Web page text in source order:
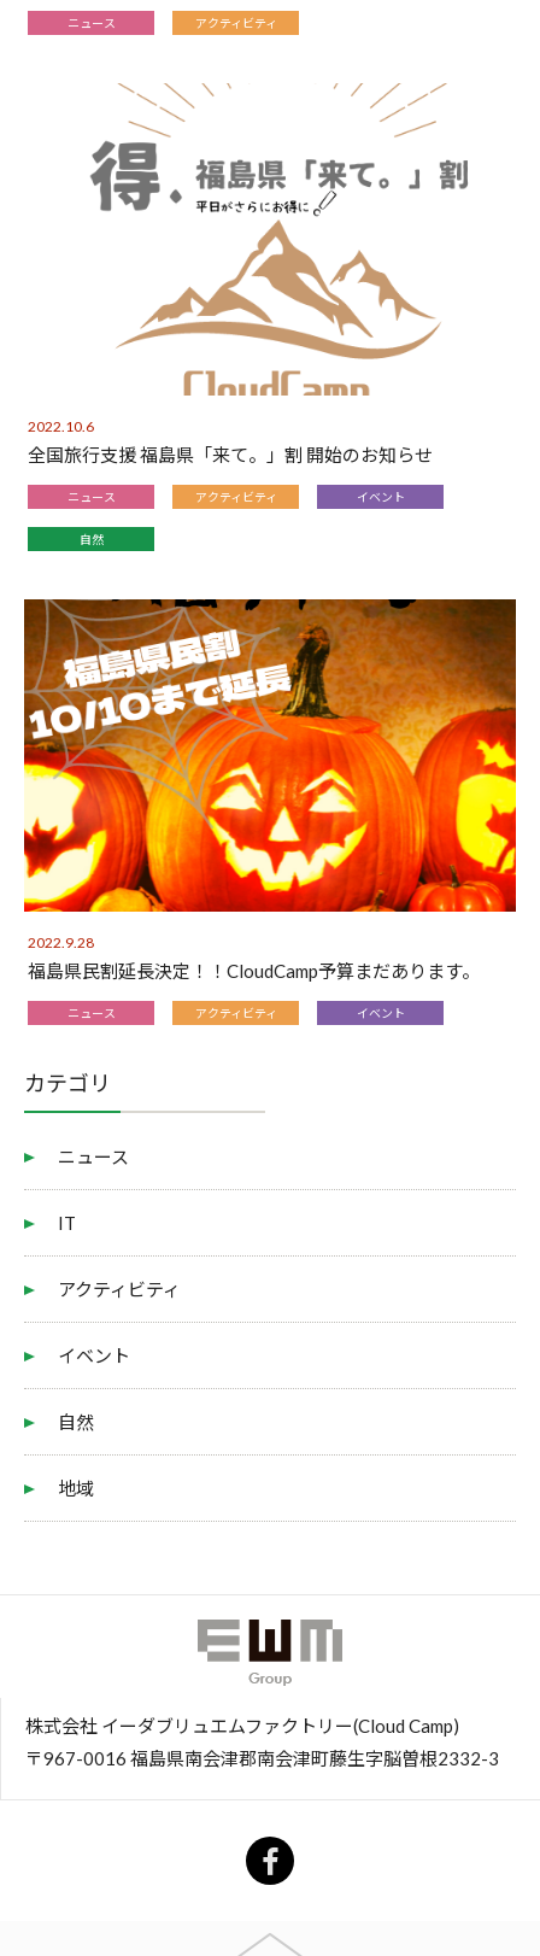
ニュース アクティビティ
2022.10.6
全国旅行支援 福島県「来て。」割 開始のお知らせ
ニュース アクティビティ イベント
自然
2022.9.28
福島県民割延長決定！！CloudCamp予算まだあります。
ニュース アクティビティ イベント
カテゴリ
ニュース
IT
アクティビティ
イベント
自然
地域
株式会社 イーダブリュエムファクトリー(Cloud Camp)
〒967-0016 福島県南会津郡南会津町藤生字脳曽根2332-3